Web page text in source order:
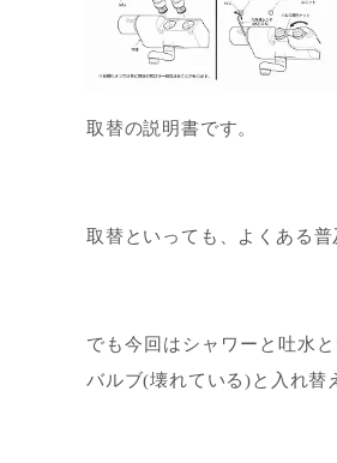
取替の説明書です。
取替といっても、よくある
でも今回はシャワーと吐水
バルブ(壊れている)と入れ替